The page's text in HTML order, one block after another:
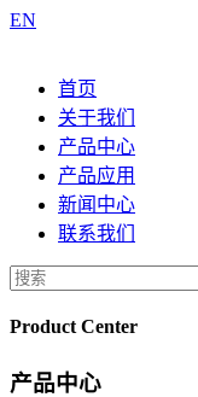
EN
首页
关于我们
产品中心
产品应用
新闻中心
联系我们
Product Center
产品中心